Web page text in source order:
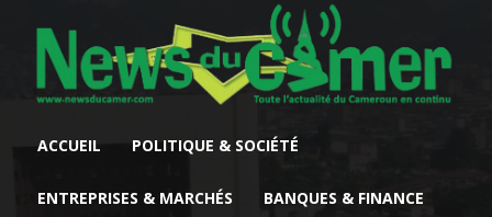
ACCUEIL POLITIQUE & SOCIÉTÉ
ENTREPRISES & MARCHÉS BANQUES & FINANCE